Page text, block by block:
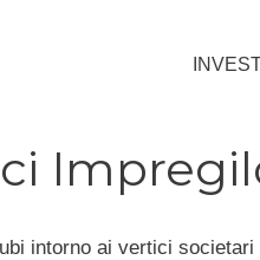
intorno ai vertici societari